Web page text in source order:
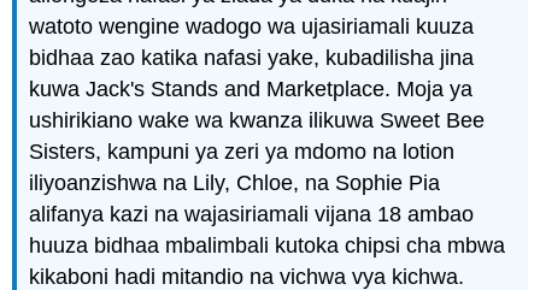
watoto wengine wadogo wa ujasiriamali kuuza
bidhaa zao katika nafasi yake, kubadilisha jina
kuwa Jack's Stands and Marketplace. Moja ya
ushirikiano wake wa kwanza ilikuwa Sweet Bee
Sisters, kampuni ya zeri ya mdomo na lotion
iliyoanzishwa na Lily, Chloe, na Sophie Pia
alifanya kazi na wajasiriamali vijana 18 ambao
huuza bidhaa mbalimbali kutoka chipsi cha mbwa
kikaboni hadi mitandio na vichwa vya kichwa.